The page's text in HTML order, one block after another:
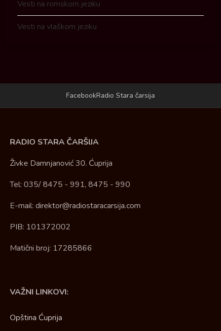
Vesti na romskom jeziku
Vesti na vlaškom jeziku
FacebookRadio Stara čarsija
RADIO STARA ČARŠIJA
Živke Damnjanović 30. Ćuprija
Tel: 035/ 8475 - 991, 8475 - 990
E-mail: direktor@radiostaracarsija.com
PIB: 101372002
Matični broj: 17285866
VAŽNI LINKOVI:
Opština Ćuprija